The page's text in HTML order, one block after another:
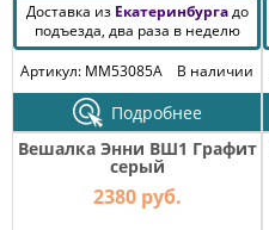
Доставка из Екатеринбургадо
подъезда, два раза в неделю
Артикул: MM53085A
В наличии
Подробнее
Вешалка Энни ВШ1 Графит
серый
2380 руб.